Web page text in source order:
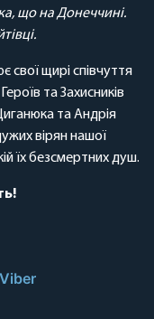
що на Донеччині.
щирі співчуття
та Захисників
та Андрія
вірян нашої
їх безсмертних душ.
Viber